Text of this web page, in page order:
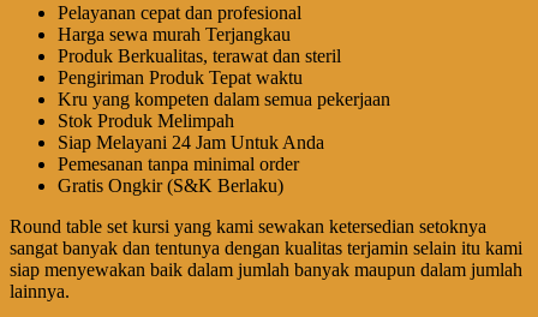
Pelayanan cepat dan profesional
Harga sewa murah Terjangkau
Produk Berkualitas, terawat dan steril
Pengiriman Produk Tepat waktu
Kru yang kompeten dalam semua pekerjaan
Stok Produk Melimpah
Siap Melayani 24 Jam Untuk Anda
Pemesanan tanpa minimal order
Gratis Ongkir (S&K Berlaku)
Round table set kursi yang kami sewakan ketersedian setoknya
sangat banyak dan tentunya dengan kualitas terjamin selain itu kami
siap menyewakan baik dalam jumlah banyak maupun dalam jumlah
lainnya.